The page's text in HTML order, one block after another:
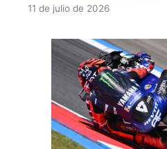
11 de julio de 2026